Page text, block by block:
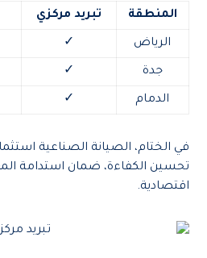
المنطقة تبريد مركزي
الرياض ✓
جدة ✓
الدمام ✓
في الختام، الصيانة الصناعية
تحسين الكفاءة، ضمان استدامة
اقتصادية.